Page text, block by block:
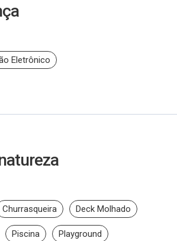
Eletrônico
Churrasqueira Deck Molhado
Piscina Playground